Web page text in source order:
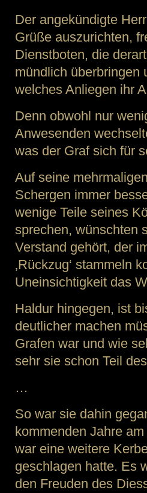
Der angekündigte
Grüße auszurichten,
Dienstboten, die
mündlich überbringen
welches Anliegen ihr
Denn obwohl nur
Anwesenden
was der Graf sich für
Auf seine
Schergen immer
wenige Teile seines
sprechen, wünschten
Verstand gehört, der
‚Rückzug‘ stammeln
Uneinsichtigkeit das
Haldur hingegen, ist
deutlicher machen
Grafen war und wie
sehr sie schon Teil
…
So war sie dahin
kommenden Jahre
war eine weitere
geschlagen hatte. Es
den Freuden des